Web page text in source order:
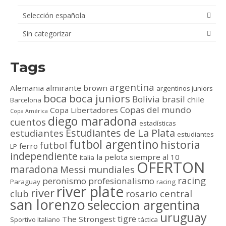
Selección española
Sin categorizar
Tags
Alemania almirante brown argentina argentinos juniors
Barcelona boca boca juniors Bolivia brasil chile
Copa América Copa Libertadores Copas del mundo
cuentos diego maradona estadísticas
estudiantes Estudiantes de La Plata estudiantes
LP ferro futbol futbol argentino historia
independiente Italia la pelota siempre al 10
maradona Messi mundiales OFERTON
Paraguay peronismo profesionalismo racing racing
club river river plate rosario central
san lorenzoseleccion argentina
Sportivo Italiano The Strongest tigre táctica uruguay